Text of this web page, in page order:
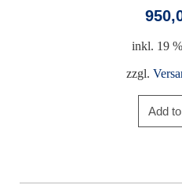
inkl. 19
zzgl.
Add